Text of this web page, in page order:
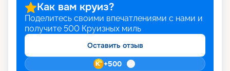
Как вам круиз?
Поделитесь своими впечатлениями с нами и
получите 500 Круизных миль
Оставить отзыв
+500